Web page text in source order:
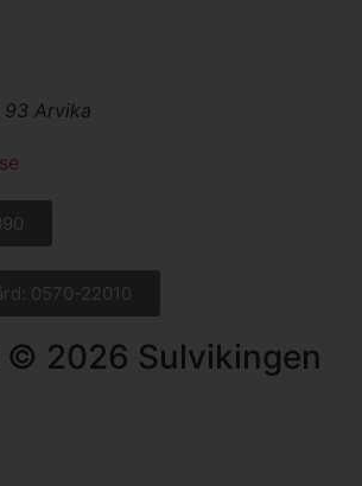
93 Arvika
0570-22010
2026 Sulvikingen